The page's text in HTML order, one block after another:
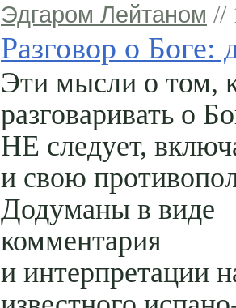
Эдгаром Лейтаном //
Разговор о Боге:
Эти мысли о том,
разговаривать о
НЕ следует,
и свою
Додуманы в виде
комментария
и интерпретации